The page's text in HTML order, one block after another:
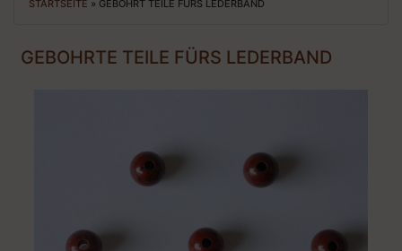
STARTSEITE » GEBOHRT TEILE FÜRS LEDERBAND
GEBOHRTE TEILE FÜRS LEDERBAND